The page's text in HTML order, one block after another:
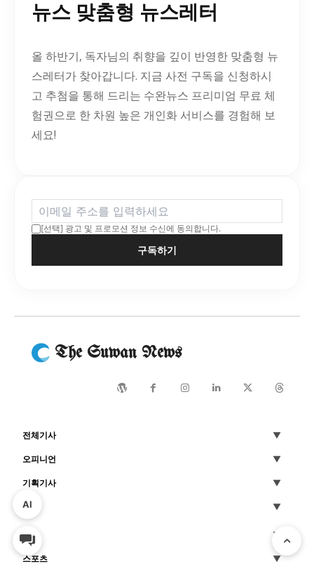
뉴스 맞춤형 뉴스레터
올 하반기, 독자님의 취향을 깊이 반영한 맞춤형 뉴
스레터가 찾아갑니다. 지금 사전 구독을 신청하시
고 추첨을 통해 드리는 수완뉴스 프리미엄 무료 체
험권으로 한 차원 높은 개인화 서비스를 경험해 보
세요!
[선택] 광고 및 프로모션 정보 수신에 동의합니다.
구독하기
The Suwan News
전체기사
오피니언
기획기사
사진
연예
스포츠
AI